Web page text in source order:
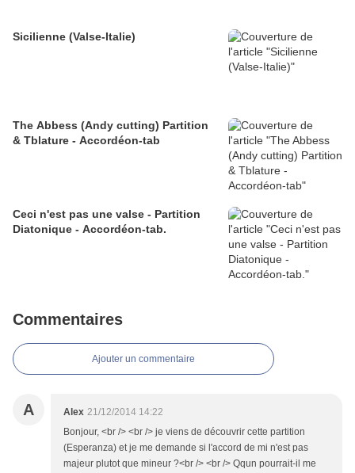
Sicilienne (Valse-Italie)
The Abbess (Andy cutting) Partition
& Tblature - Accordéon-tab
Ceci n'est pas une valse - Partition
Diatonique - Accordéon-tab.
Commentaires
Ajouter un commentaire
A Alex 21/12/2014 14:22
Bonjour, <br /> <br /> je viens de découvrir cette partition
(Esperanza) et je me demande si l'accord de mi n'est pas
majeur plutot que mineur ?<br /> <br /> Qqun pourrait-il me